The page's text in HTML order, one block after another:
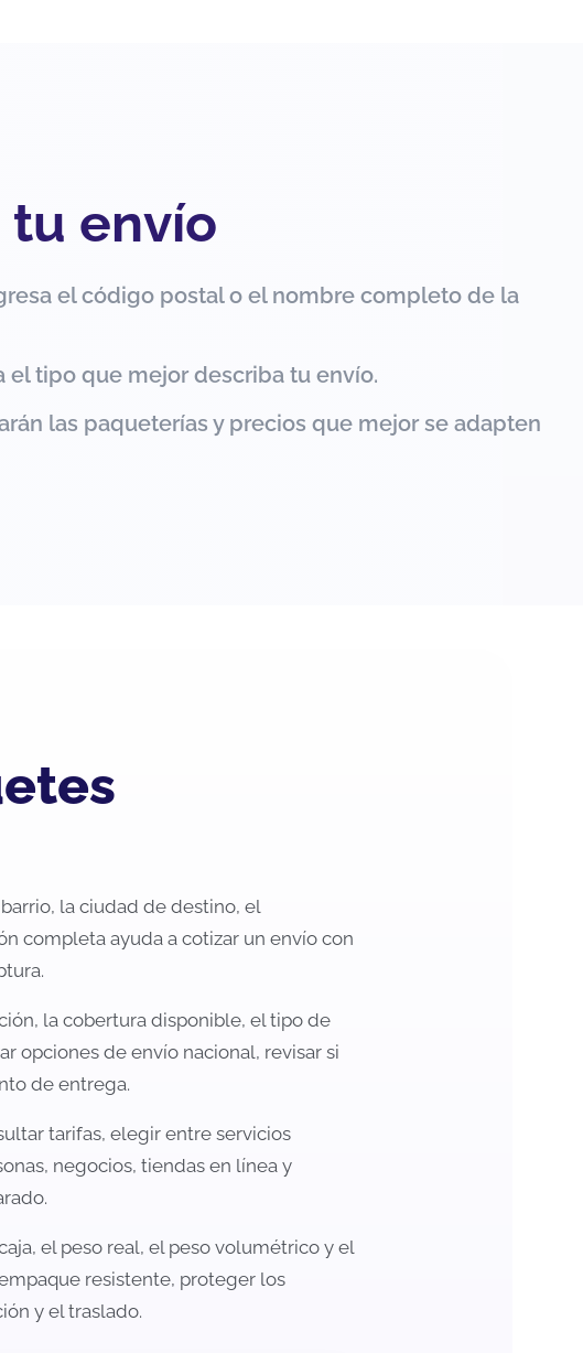
tu envío
el código postal o el nombre completo de la
el tipo que mejor describa tu envío.
las paqueterías y precios que mejor se adapten
la ciudad de destino, el
completa ayuda a cotizar un envío con
la cobertura disponible, el tipo de
opciones de envío nacional, revisar si
de entrega.
tarifas, elegir entre servicios
negocios, tiendas en línea y
el peso real, el peso volumétrico y el
resistente, proteger los
y el traslado.